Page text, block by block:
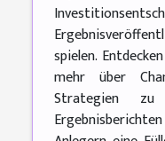
spielen.
mehr über
Strategien